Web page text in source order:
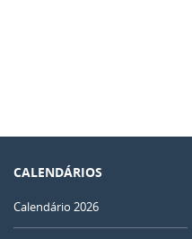
CALENDÁRIOS
Calendário 2026